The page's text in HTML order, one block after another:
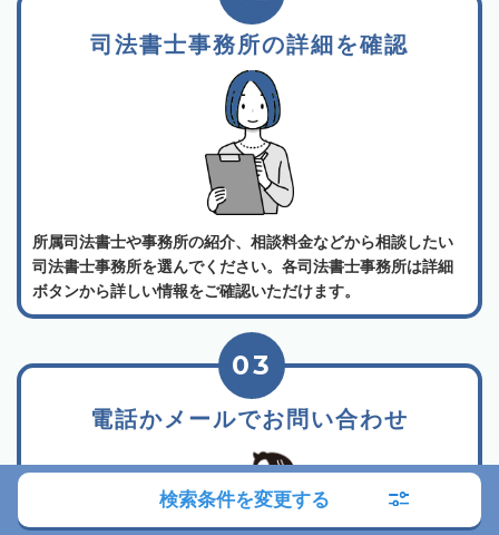
司法書士事務所の詳細を確認
所属司法書士や事務所の紹介、相談料金などから相談したい
司法書士事務所を選んでください。各司法書士事務所は詳細
ボタンから詳しい情報をご確認いただけます。
電話かメールでお問い合わせ
03
検索条件を変更する